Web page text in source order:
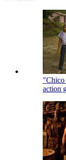
"Chico
action